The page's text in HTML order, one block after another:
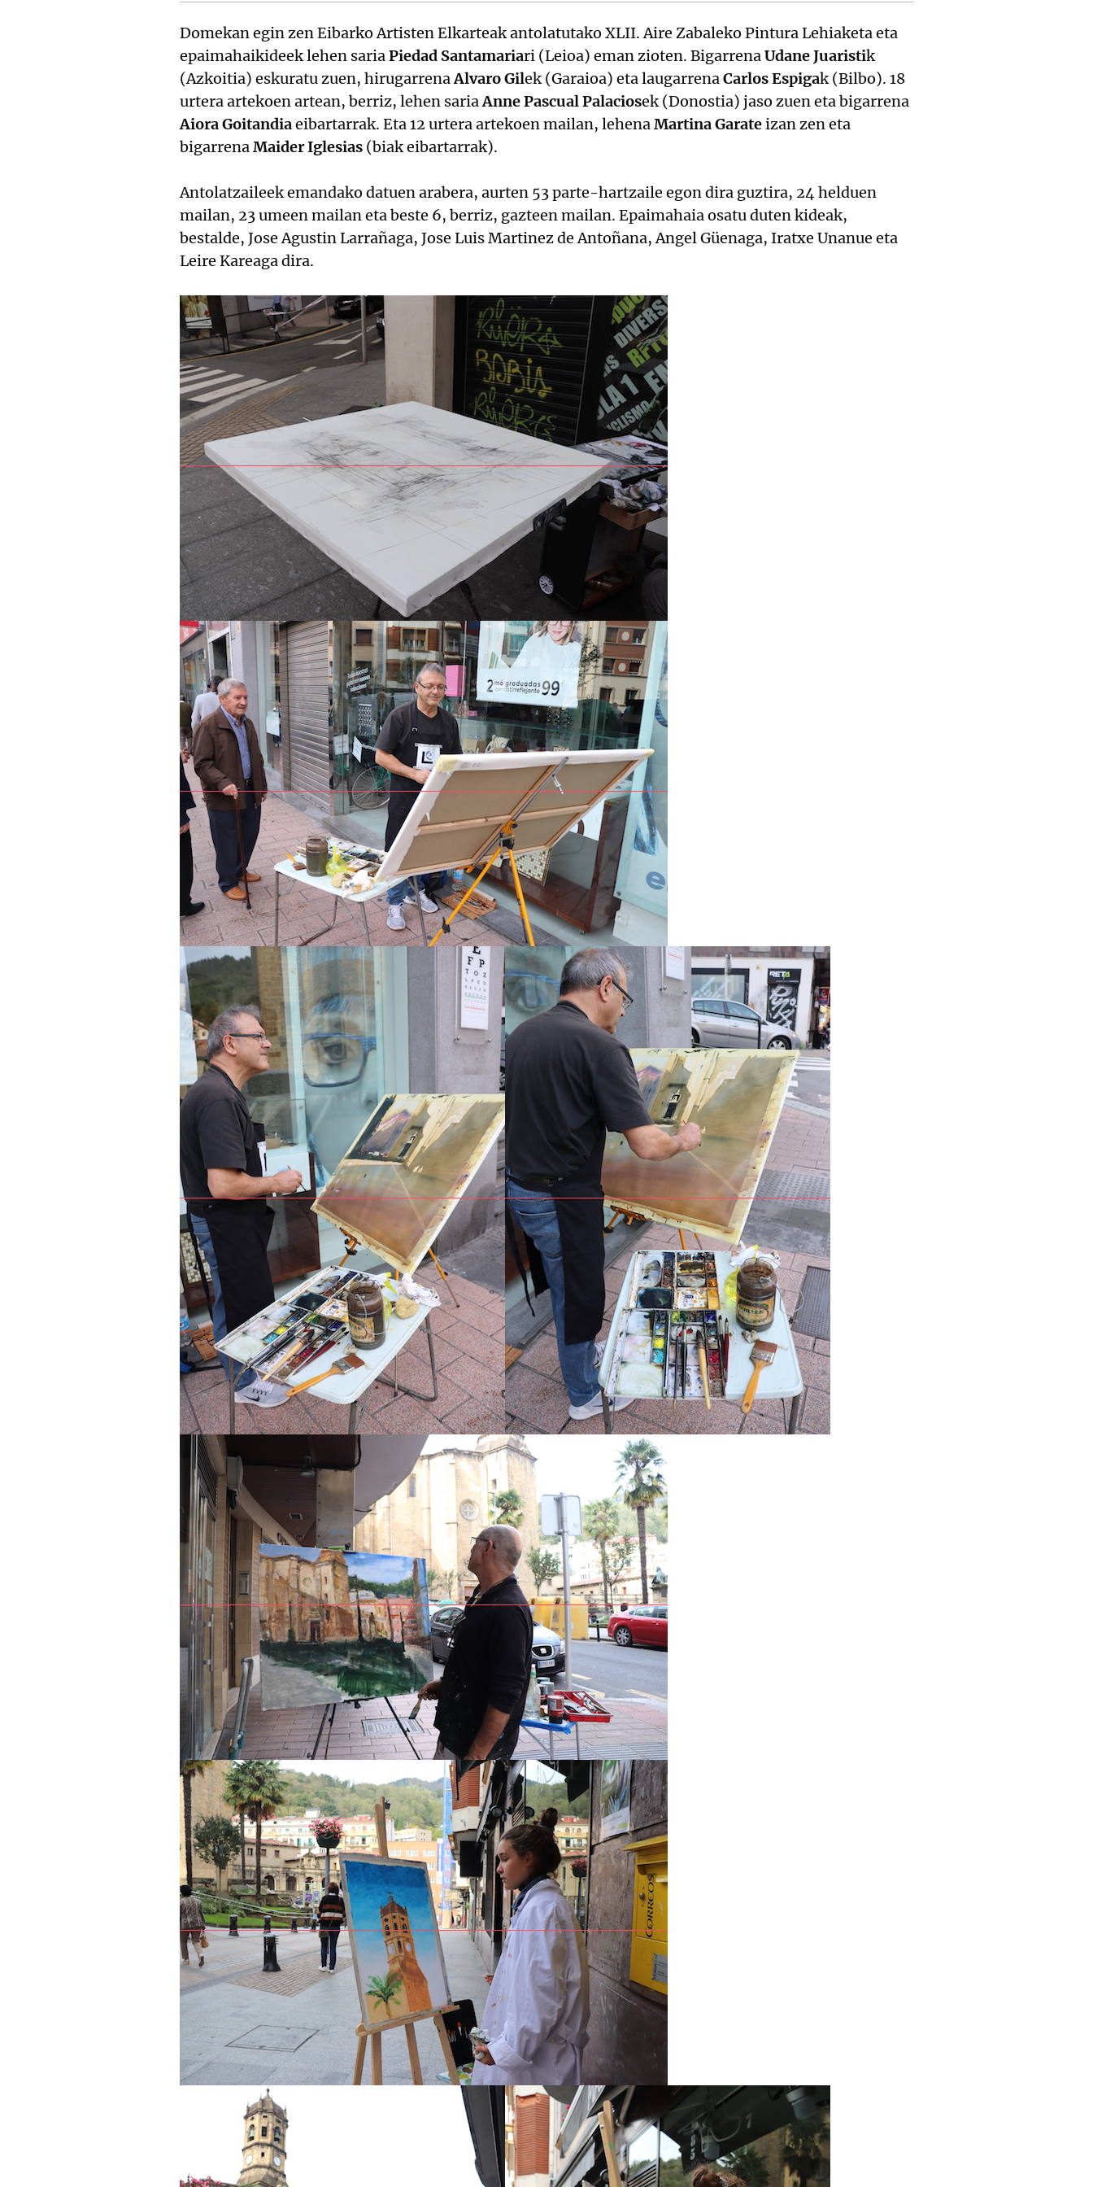
Domekan egin zen Eibarko Artisten Elkarteak antolatutako XLII. Aire Zabaleko Pintura Lehiaketa eta
epaimahaikideek lehen sariaPiedad Santamariari (Leioa) eman zioten. BigarrenaUdane Juaristik
(Azkoitia) eskuratu zuen, hirugarrenaAlvaro Gilek (Garaioa) eta laugarrenaCarlos Espigak (Bilbo). 18
urtera artekoen artean, berriz, lehen sariaAnne Pascual Palaciosek (Donostia) jaso zuen eta bigarrena
Aiora Goitandiaeibartarrak. Eta 12 urtera artekoen mailan, lehenaMartina Garateizan zen eta
bigarrenaMaider Iglesias (biak eibartarrak).
Antolatzaileek emandako datuen arabera, aurten 53 parte-hartzaile egon dira guztira, 24 helduen
mailan, 23 umeen mailan eta beste 6, berriz, gazteen mailan. Epaimahaia osatu duten kideak,
bestalde, Jose Agustin Larrañaga, Jose Luis Martinez de Antoñana, Angel Güenaga, Iratxe Unanue eta
Leire Kareaga dira.